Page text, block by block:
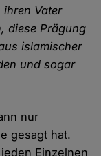
Vater
diese Prägung
islamischer
und sogar
nur
gesagt hat.
Einzelnen